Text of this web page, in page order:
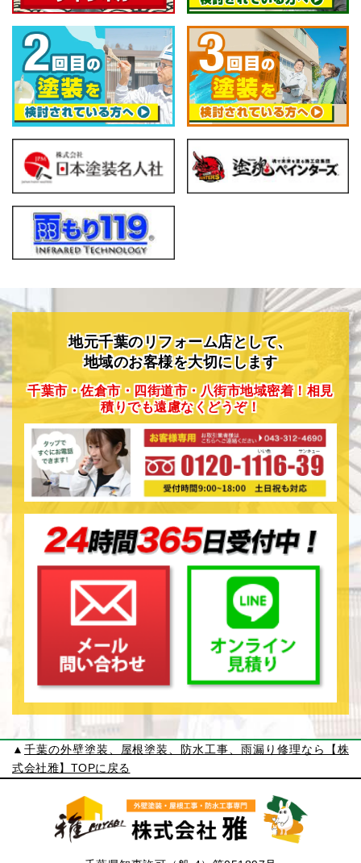
地元千葉のリフォーム店として、
地域のお客様を大切にします
千葉市・佐倉市・四街道市・八街市地域密着！相見
積りでも遠慮なくどうぞ！
▲ 千葉の外壁塗装、屋根塗装、防水工事、雨漏り修理なら【株
式会社雅】TOPに戻る